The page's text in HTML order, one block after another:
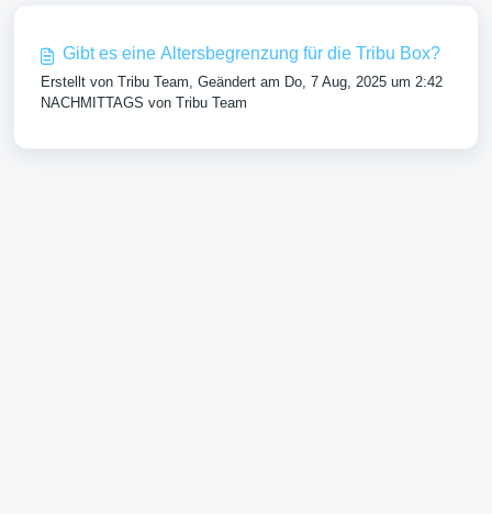
Gibt es eine Altersbegrenzung für die Tribu Box?
Erstellt von Tribu Team, Geändert am Do, 7 Aug, 2025 um 2:42
NACHMITTAGS von Tribu Team